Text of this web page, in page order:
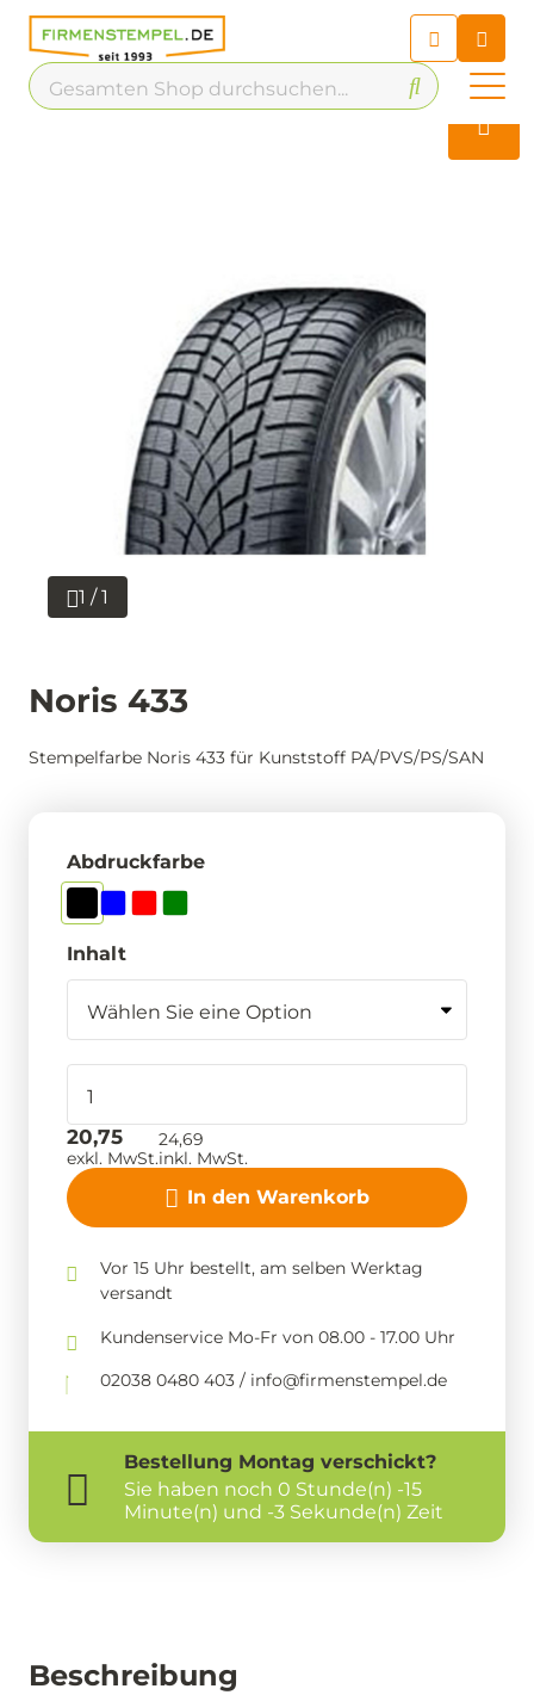
Chatbot
Chatten Sie 24/7 mit unserem
hilfreichen Chatbot
Kontakt
Beschreibung
1 / 1
Noris 433
Stempelfarbe Noris 433 für Kunststoff PA/PVS/PS/SAN
Abdruckfarbe
Inhalt
In den Warenkorb
20,75
exkl. MwSt.
24,69
inkl. MwSt.
Vor 15 Uhr bestellt, am selben Werktag
versandt
Kundenservice Mo-Fr von 08.00 - 17.00 Uhr
02038 0480 403 / info@firmenstempel.de
Bestellung Montag verschickt?
Sie haben noch 0 Stunde(n) -15
Minute(n) und -3 Sekunde(n) Zeit